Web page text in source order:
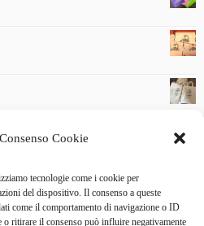
Cookie
tecnologie come i cookie per
del dispositivo. Il consenso a queste
come il comportamento di navigazione o ID
ritirare il consenso può influire negativamente
uno di noi?